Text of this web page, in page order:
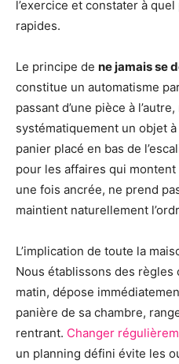
l’exercice et constater à
rapides.
Le principe de ne jamais se
constitue un automatisme
passant d’une pièce à
systématiquement un objet
panier placé en bas de
pour les affaires qui montent
une fois ancrée, ne prend
maintient naturellement
L’implication de toute la
Nous établissons des
matin, dépose
panière de sa chambre,
rentrant. Changer
un planning défini évite les